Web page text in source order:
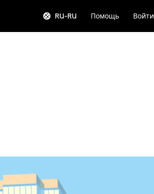
RU-RU Помощь Войти